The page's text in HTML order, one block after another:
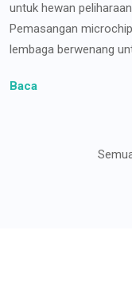
untuk hewan
Pemasangan
lembaga berwenang
Baca